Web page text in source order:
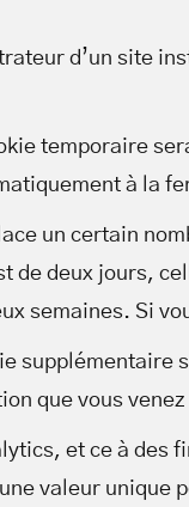
d’un site
temporaire
à la
un certain
deux jours,
semaines. Si
que vous
et ce à
valeur unique